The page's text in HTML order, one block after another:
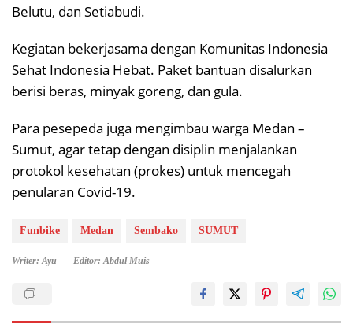
Belutu, dan Setiabudi.
Kegiatan bekerjasama dengan Komunitas Indonesia
Sehat Indonesia Hebat. Paket bantuan disalurkan
berisi beras, minyak goreng, dan gula.
Para pesepeda juga mengimbau warga Medan –
Sumut, agar tetap dengan disiplin menjalankan
protokol kesehatan (prokes) untuk mencegah
penularan Covid-19.
Funbike Medan Sembako SUMUT
Writer: Ayu Editor: Abdul Muis